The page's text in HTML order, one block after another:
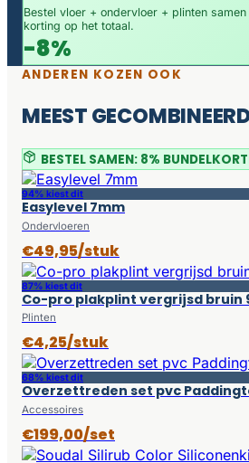
Bestel vloer + ondervloer + plinten
korting op het totaal.
-8%
ANDEREN KOZEN OOK
MEEST
BESTEL SAMEN: 8%
94% kiest dit
Easylevel 7mm
Ondervloeren
€49,95/stuk
87% kiest dit
Co-pro plakplint vergrijsd bruin
Plinten
€4,25/stuk
68% kiest dit
Overzettreden set pvc
Accessoires
€199,00/set